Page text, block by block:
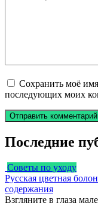
Сохранить моё
последующих моих
Последние
Советы по уходу
Русская цветная
содержания
Взгляните в глаза